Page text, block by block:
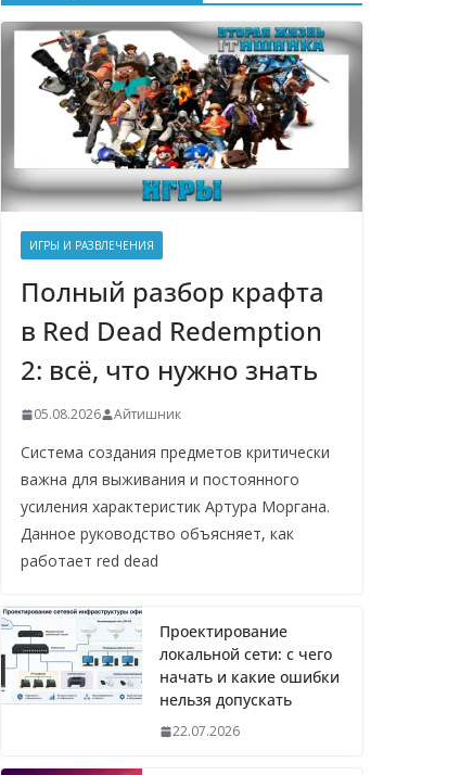
ИГРЫ И РАЗВЛЕЧЕНИЯ
Полный разбор крафта
в Red Dead Redemption
2: всё, что нужно знать
05.08.2026 Айтишник
Система создания предметов критически
важна для выживания и постоянного
усиления характеристик Артура Моргана.
Данное руководство объясняет, как
работает red dead
Проектирование
локальной сети: с чего
начать и какие ошибки
нельзя допускать
22.07.2026